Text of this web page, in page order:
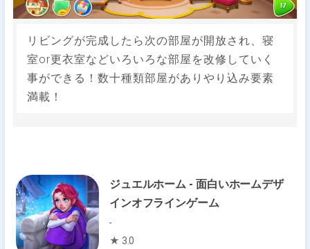
リビングが完成したら次の部屋が開放され、寝
室or更衣室などいろいろな部屋を改修していく
事ができる！数十種類部屋がありやり込み要素
満載！
ジュエルホーム - 面白いホームデザ
インオフラインゲーム
-
★ 3.0